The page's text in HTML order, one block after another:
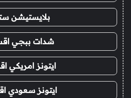
بلايستيشن
شدات ببجي
ايتونز امريكي
ايتونز سعودي